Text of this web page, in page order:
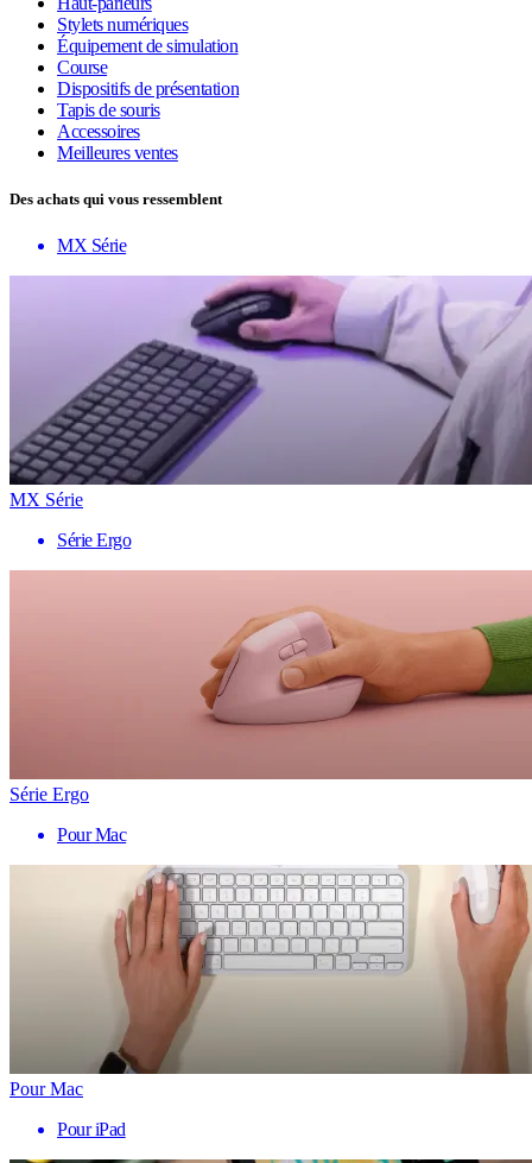
Stylets numériques
Équipement de simulation
Course
Dispositifs de présentation
Tapis de souris
Accessoires
Meilleures ventes
Des achats qui vous ressemblent
MX Série
MX Série
Série Ergo
Série Ergo
Pour Mac
Pour Mac
Pour iPad